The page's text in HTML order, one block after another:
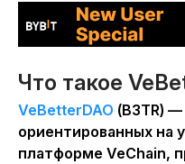
Что такое
VeBetterDAO (B3TR)
ориентированных на
платформе VeChain,